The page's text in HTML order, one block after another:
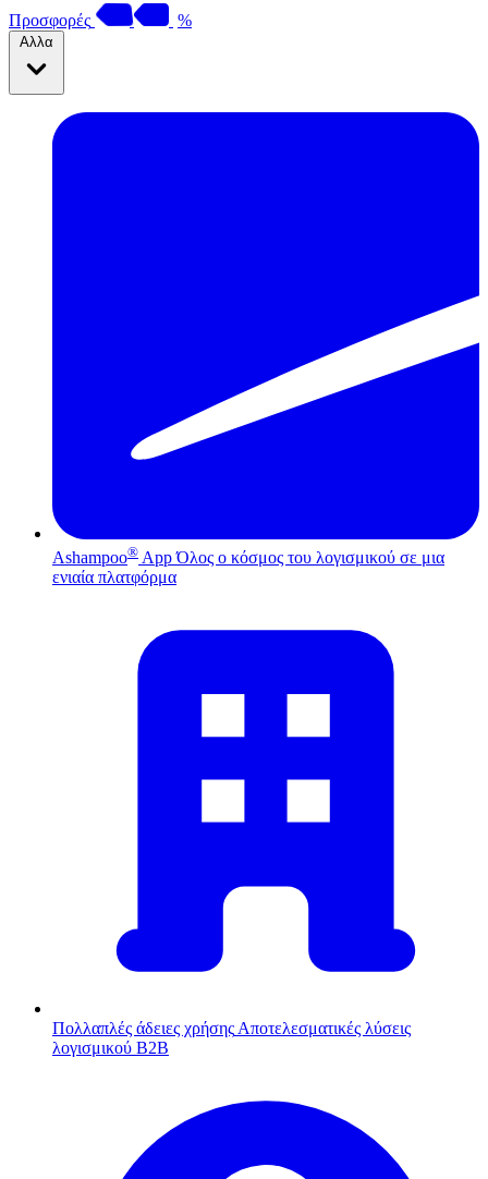
Προσφορές %
Αλλα
Ashampoo® App Όλος ο κόσμος του λογισμικού σε μια
ενιαία πλατφόρμα
Πολλαπλές άδειες χρήσης Αποτελεσματικές λύσεις
λογισμικού B2B